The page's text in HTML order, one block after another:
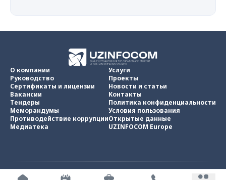
О компании
Руководство
Сертификаты и лицензии
Вакансии
Тендеры
Меморандумы
Противодействие коррупции
Медиатека
Услуги
Проекты
Новости и статьи
Контакты
Политика конфиденциальности
Условия пользования
Открытые данные
UZINFOCOM Europe
UZINFOCOM © 2002 - 2026 Все права защищены